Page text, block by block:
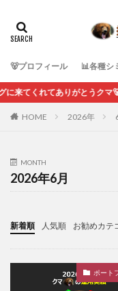
🐻プロフィール 📊各種シ
くれてありがとうクマ🐻ゆ
HOME 2026年
MONTH
2026年6月
新着順 人気順 お勧めカテ
各種シミ
ポート